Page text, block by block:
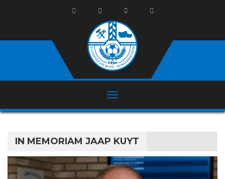
IN MEMORIAM JAAP KUYT